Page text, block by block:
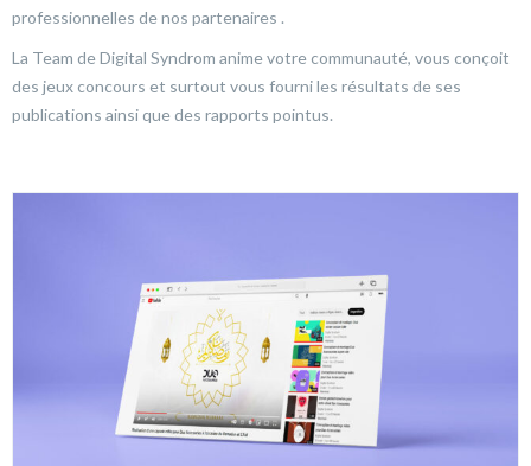
professionnelles de nos partenaires .
La Team de Digital Syndrom anime votre communauté, vous conçoit
des jeux concours et surtout vous fourni les résultats de ses
publications ainsi que des rapports pointus.